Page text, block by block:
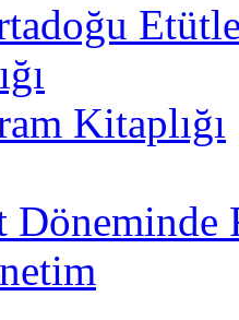
Kitaplığı
Döneminde